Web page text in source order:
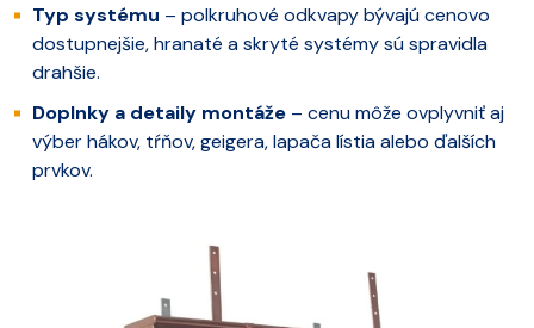
Typ systému – polkruhové odkvapy bývajú cenovo
dostupnejšie, hranaté a skryté systémy sú spravidla
drahšie.
Doplnky a detaily montáže – cenu môže ovplyvniť aj
výber hákov, tŕňov, geigera, lapača lístia alebo ďalších
prvkov.